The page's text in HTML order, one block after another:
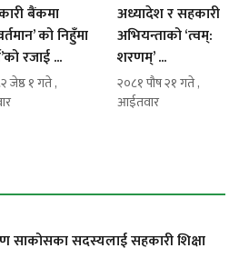
बैंकमा
को निहुँमा
रजाई ...
जेष्ठ १ गते ,
अध्यादेश र सहकारी
अभियन्ताको ‘त्वम्:
शरणम्’ ...
२०८१ पौष २१ गते ,
आईतवार
साकोसका सदस्यलाई सहकारी शिक्षा